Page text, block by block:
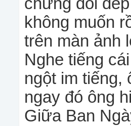
chưng đôi
không muốn
trên màn ảnh
Nghe tiếng
ngột im tiếng,
ngay đó ông
Giữa Ban